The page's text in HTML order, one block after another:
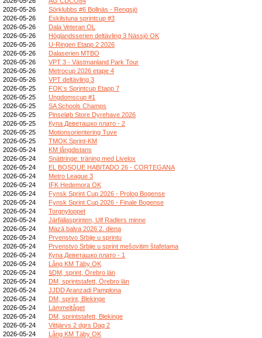
2026-05-26
Sörklubbs #6 Bollnäs - Rengsjö
2026-05-26
Eskilstuna sprintcup #3
2026-05-26
Dala Veteran OL
2026-05-26
Höglandsserien deltävling 3 Nässjö OK
2026-05-26
U-Ringen Etapp 2 2026
2026-05-26
Dalaserien MTBO
2026-05-26
VPT 3 - Västmanland Park Tour
2026-05-26
Metrocup 2026 etape 4
2026-05-26
VPT deltävling 3
2026-05-25
FOK:s Sprintcup Etapp 7
2026-05-25
Ungdomscup #1
2026-05-25
SA Schools Champs
2026-05-25
Pinseløb Store Dyrehave 2026
2026-05-25
Купа Деветашко плато - 2
2026-05-25
Motionsorientering Tuve
2026-05-25
TMOK Sprint-KM
2026-05-24
KM långdistans
2026-05-24
Snättringe: träning med Livelox
2026-05-24
EL BOSQUE HABITADO 26 - CORTEGANA
2026-05-24
Metro League 3
2026-05-24
IFK Hedemora OK
2026-05-24
Fynsk Sprint Cup 2026 - Prolog Bogense
2026-05-24
Fynsk Sprint Cup 2026 - Finale Bogense
2026-05-24
Torgnyloppet
2026-05-24
Järfällasprinten, Ulf Radlers minne
2026-05-24
Mazā balva 2026 2. diena
2026-05-24
Prvenstvo Srbije u sprintu
2026-05-24
Prvenstvo Srbije u sprint mešovitim štafetama
2026-05-24
Купа Деветашко плато - 1
2026-05-24
Lång KM Täby OK
2026-05-24
§DM, sprint, Örebro län
2026-05-24
DM, sprintstafett, Örebro län
2026-05-24
JJDD Aranzadi Pamplona
2026-05-24
DM, sprint, Blekinge
2026-05-24
Lämmeltåget
2026-05-24
DM, sprintstafett, Blekinge
2026-05-24
Vittjärvs 2 dgrs Dag 2
2026-05-24
Lång KM Täby OK